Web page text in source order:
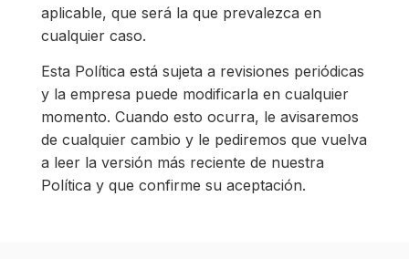
aplicable, que será la que prevalezca en
cualquier caso.
Esta Política está sujeta a revisiones periódicas
y la empresa puede modificarla en cualquier
momento. Cuando esto ocurra, le avisaremos
de cualquier cambio y le pediremos que vuelva
a leer la versión más reciente de nuestra
Política y que confirme su aceptación.